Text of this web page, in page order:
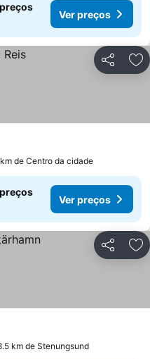
Ver preços
Partilhar
de Centro da cidade
Ver preços
Partilhar
km de Stenungsund